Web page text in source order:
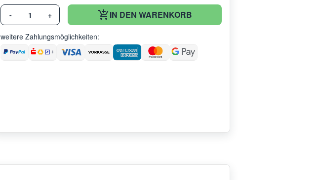
- + IN DEN WARENKORB
weitere Zahlungsmöglichkeiten: